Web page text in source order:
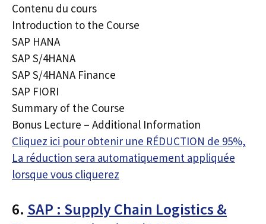
Contenu du cours
Introduction to the Course
SAP HANA
SAP S/4HANA
SAP S/4HANA Finance
SAP FIORI
Summary of the Course
Bonus Lecture – Additional Information
Cliquez ici pour obtenir une RÉDUCTION de 95%,
La réduction sera automatiquement appliquée
lorsque vous cliquerez
6. SAP : Supply Chain Logistics &